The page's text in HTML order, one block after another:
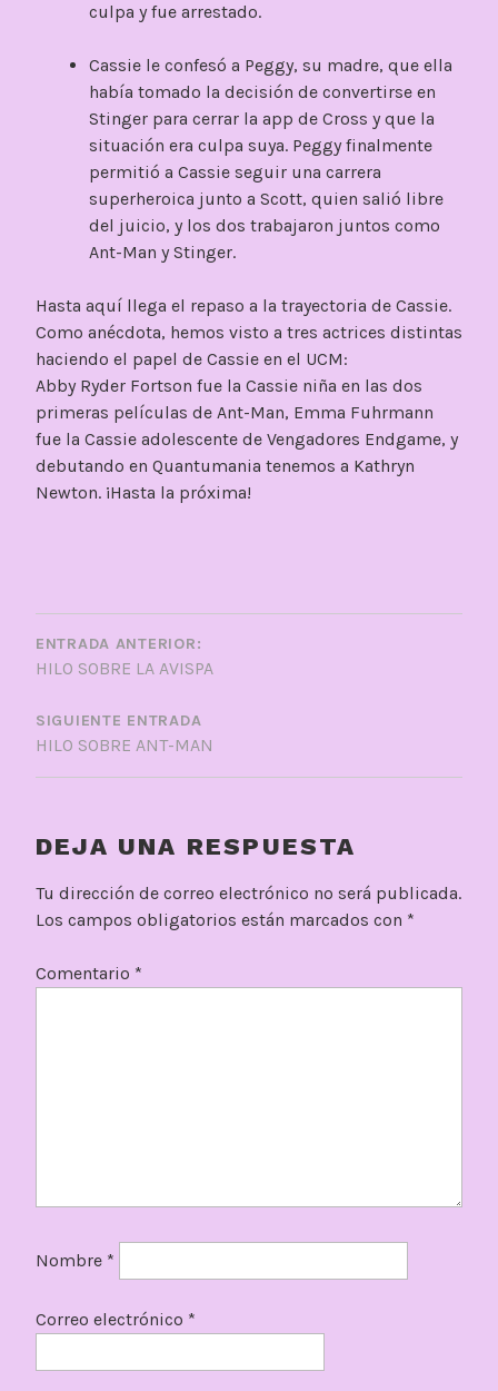
culpa y fue arrestado.
Cassie le confesó a Peggy, su madre, que ella
había tomado la decisión de convertirse en
Stinger para cerrar la app de Cross y que la
situación era culpa suya. Peggy finalmente
permitió a Cassie seguir una carrera
superheroica junto a Scott, quien salió libre
del juicio, y los dos trabajaron juntos como
Ant-Man y Stinger.
Hasta aquí llega el repaso a la trayectoria de Cassie.
Como anécdota, hemos visto a tres actrices distintas
haciendo el papel de Cassie en el UCM:
Abby Ryder Fortson fue la Cassie niña en las dos
primeras películas de Ant-Man, Emma Fuhrmann
fue la Cassie adolescente de Vengadores Endgame, y
debutando en Quantumania tenemos a Kathryn
Newton. ¡Hasta la próxima!
NAVEGACIÓN
DE
ENTRADAS
ENTRADA ANTERIOR:
HILO SOBRE LA AVISPA
SIGUIENTE ENTRADA
HILO SOBRE ANT-MAN
DEJA UNA RESPUESTA
Tu dirección de correo electrónico no será publicada.
Los campos obligatorios están marcados con *
Comentario *
Nombre *
Correo electrónico *